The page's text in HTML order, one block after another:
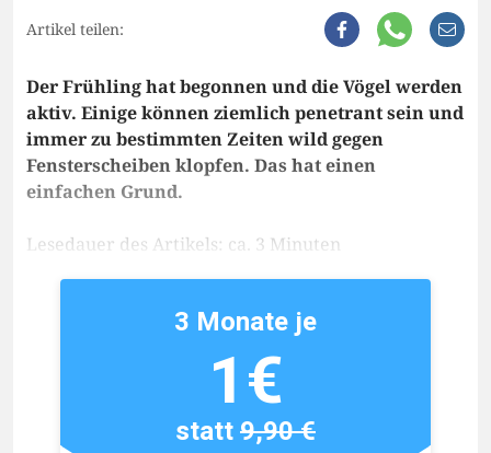
Artikel teilen:
Der Frühling hat begonnen und die Vögel werden
aktiv. Einige können ziemlich penetrant sein und
immer zu bestimmten Zeiten wild gegen
Fensterscheiben klopfen. Das hat einen
einfachen Grund.
Lesedauer des Artikels: ca. 3 Minuten
3 Monate je
1€
statt9,90 €